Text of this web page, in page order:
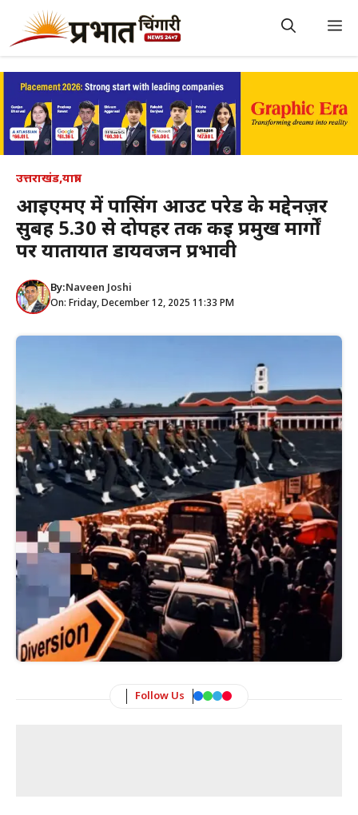
content
उत्तराखंड,यात्रा
आईएमए में पासिंग आउट परेड के मद्देनज़र
सुबह 5.30 से दोपहर तक कई प्रमुख मार्गों
पर यातायात डायवर्जन प्रभावी
By:Naveen Joshi
On: Friday, December 12, 2025 11:33 PM
Follow Us